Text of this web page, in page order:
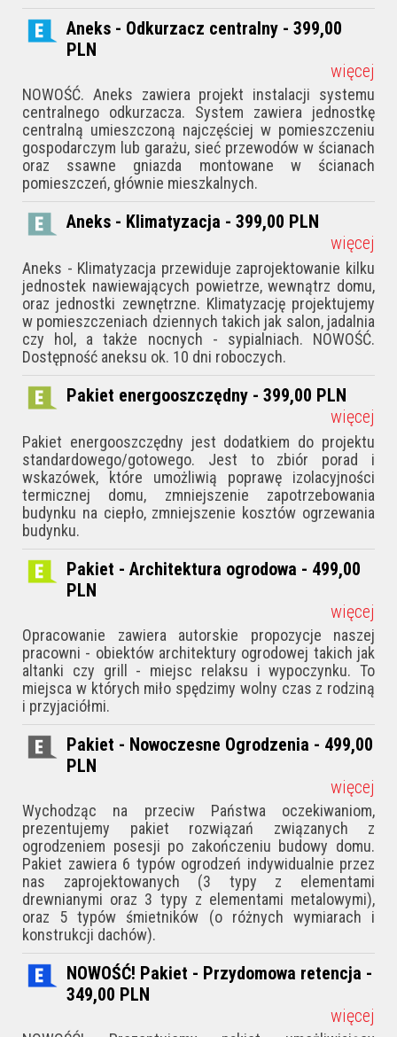
Aneks - Odkurzacz centralny - 399,00
PLN
więcej
NOWOŚĆ. Aneks zawiera projekt instalacji systemu
centralnego odkurzacza. System zawiera jednostkę
centralną umieszczoną najczęściej w pomieszczeniu
gospodarczym lub garażu, sieć przewodów w ścianach
oraz ssawne gniazda montowane w ścianach
pomieszczeń, głównie mieszkalnych.
Aneks - Klimatyzacja - 399,00 PLN
więcej
Aneks - Klimatyzacja przewiduje zaprojektowanie kilku
jednostek nawiewających powietrze, wewnątrz domu,
oraz jednostki zewnętrzne. Klimatyzację projektujemy
w pomieszczeniach dziennych takich jak salon, jadalnia
czy hol, a także nocnych - sypialniach. NOWOŚĆ.
Dostępność aneksu ok. 10 dni roboczych.
Pakiet energooszczędny - 399,00 PLN
więcej
Pakiet energooszczędny jest dodatkiem do projektu
standardowego/gotowego. Jest to zbiór porad i
wskazówek, któ­re umożliwią poprawę izolacyjności
termicznej domu, zmniejszenie zapotrzebowania
budynku na ciepło, zmniejszenie kosztów ogrzewania
budynku.
Pakiet - Architektura ogrodowa - 499,00
PLN
więcej
Opracowanie zawiera autorskie propozycje naszej
pracowni - obiektów architektury ogrodowej takich jak
altanki czy grill - miejsc relaksu i wypoczynku. To
miejsca w których miło spędzimy wolny czas z rodziną
i przyjaciółmi.
Pakiet - Nowoczesne Ogrodzenia - 499,00
PLN
więcej
Wychodząc na przeciw Państwa oczekiwaniom,
prezentujemy pakiet rozwiązań związanych z
ogrodzeniem posesji po zakończeniu budowy domu.
Pakiet zawiera 6 typów ogrodzeń indywidualnie przez
nas zaprojektowanych (3 typy z elementami
drewnianymi oraz 3 typy z elementami metalowymi),
oraz 5 typów śmietników (o różnych wymiarach i
konstrukcji dachów).
NOWOŚĆ! Pakiet - Przydomowa retencja -
349,00 PLN
więcej